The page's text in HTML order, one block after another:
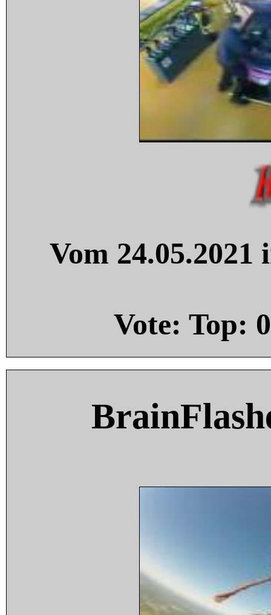
Vom
Vote: Top: 0